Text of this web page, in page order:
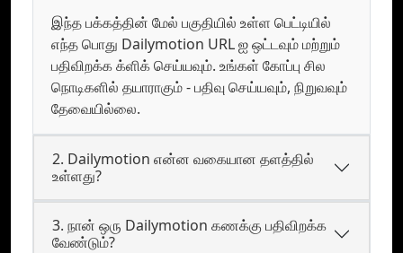
இந்த பக்கத்தின் மேல் பகுதியில் உள்ள பெட்டியில்
எந்த பொது Dailymotion URL ஐ ஒட்டவும் மற்றும்
பதிவிறக்க க்ளிக் செய்யவும். உங்கள் கோப்பு சில
நொடிகளில் தயாராகும் - பதிவு செய்யவும், நிறுவவும்
தேவையில்லை.
2. Dailymotion என்ன வகையான தளத்தில்
உள்ளது?
3. நான் ஒரு Dailymotion கணக்கு பதிவிறக்க
வேண்டும்?